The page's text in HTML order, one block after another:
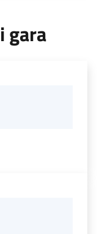
gara